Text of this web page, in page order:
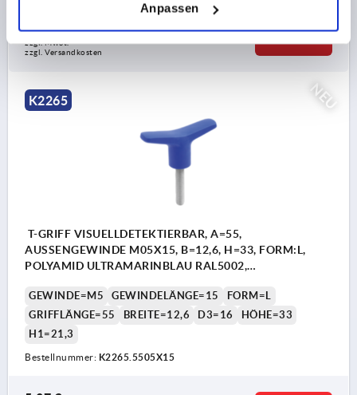
Anpassen
8,61 €
zzgl. MwSt.
zzgl. Versandkosten
NEU
K2265
T-GRIFF VISUELLDETEKTIERBAR, A=55,
AUSSENGEWINDE M05X15, B=12,6, H=33, FORM:L,
POLYAMID ULTRAMARINBLAU RAL5002,
GEWINDE=M5 GEWINDELÄNGE=15
FORM=L
GRIFFLÄNGE=55
BREITE=12,6 D3=16
HÖHE=33
H1=21,3
Bestellnummer: K2265.5505X15